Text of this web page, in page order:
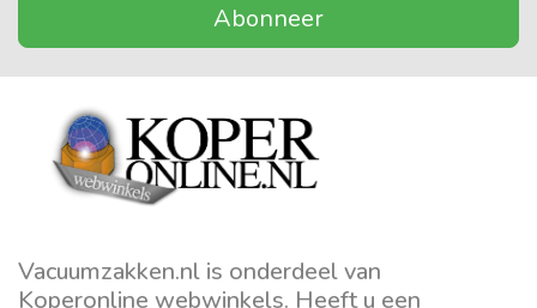
Abonneer
Vacuumzakken.nl is onderdeel van
Koperonline webwinkels. Heeft u een